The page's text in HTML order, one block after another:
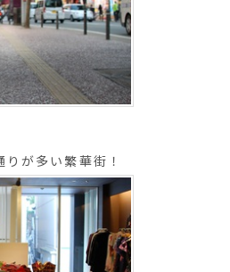
が多い繁華街！